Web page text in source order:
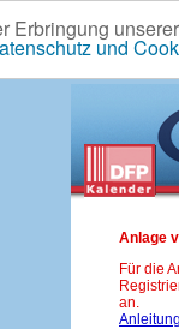
Erbringung
und
Anlage
Für die
an.